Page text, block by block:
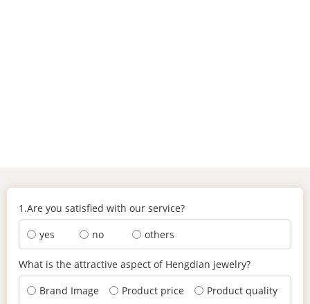
1.Are you satisfied with our service?
yes
no others
What is the attractive aspect of Hengdian jewelry?
Brand Image
Product price
Product quality